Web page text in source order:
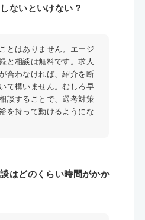
ないといけない？
とはありません。エージ
と相談は無料です。求人
合わなければ、紹介を断
て構いません。むしろ早
談することで、選考対策
を持って動けるようにな
はどのくらい時間がかか